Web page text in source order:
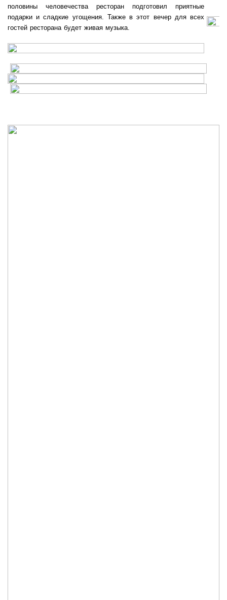
половины человечества ресторан подготовил приятные
подарки и сладкие угощения. Также в этот вечер для всех
гостей ресторана будет живая музыка.